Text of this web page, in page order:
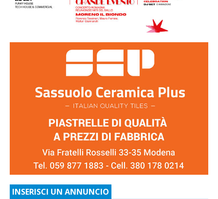
INSERISCI UN ANNUNCIO